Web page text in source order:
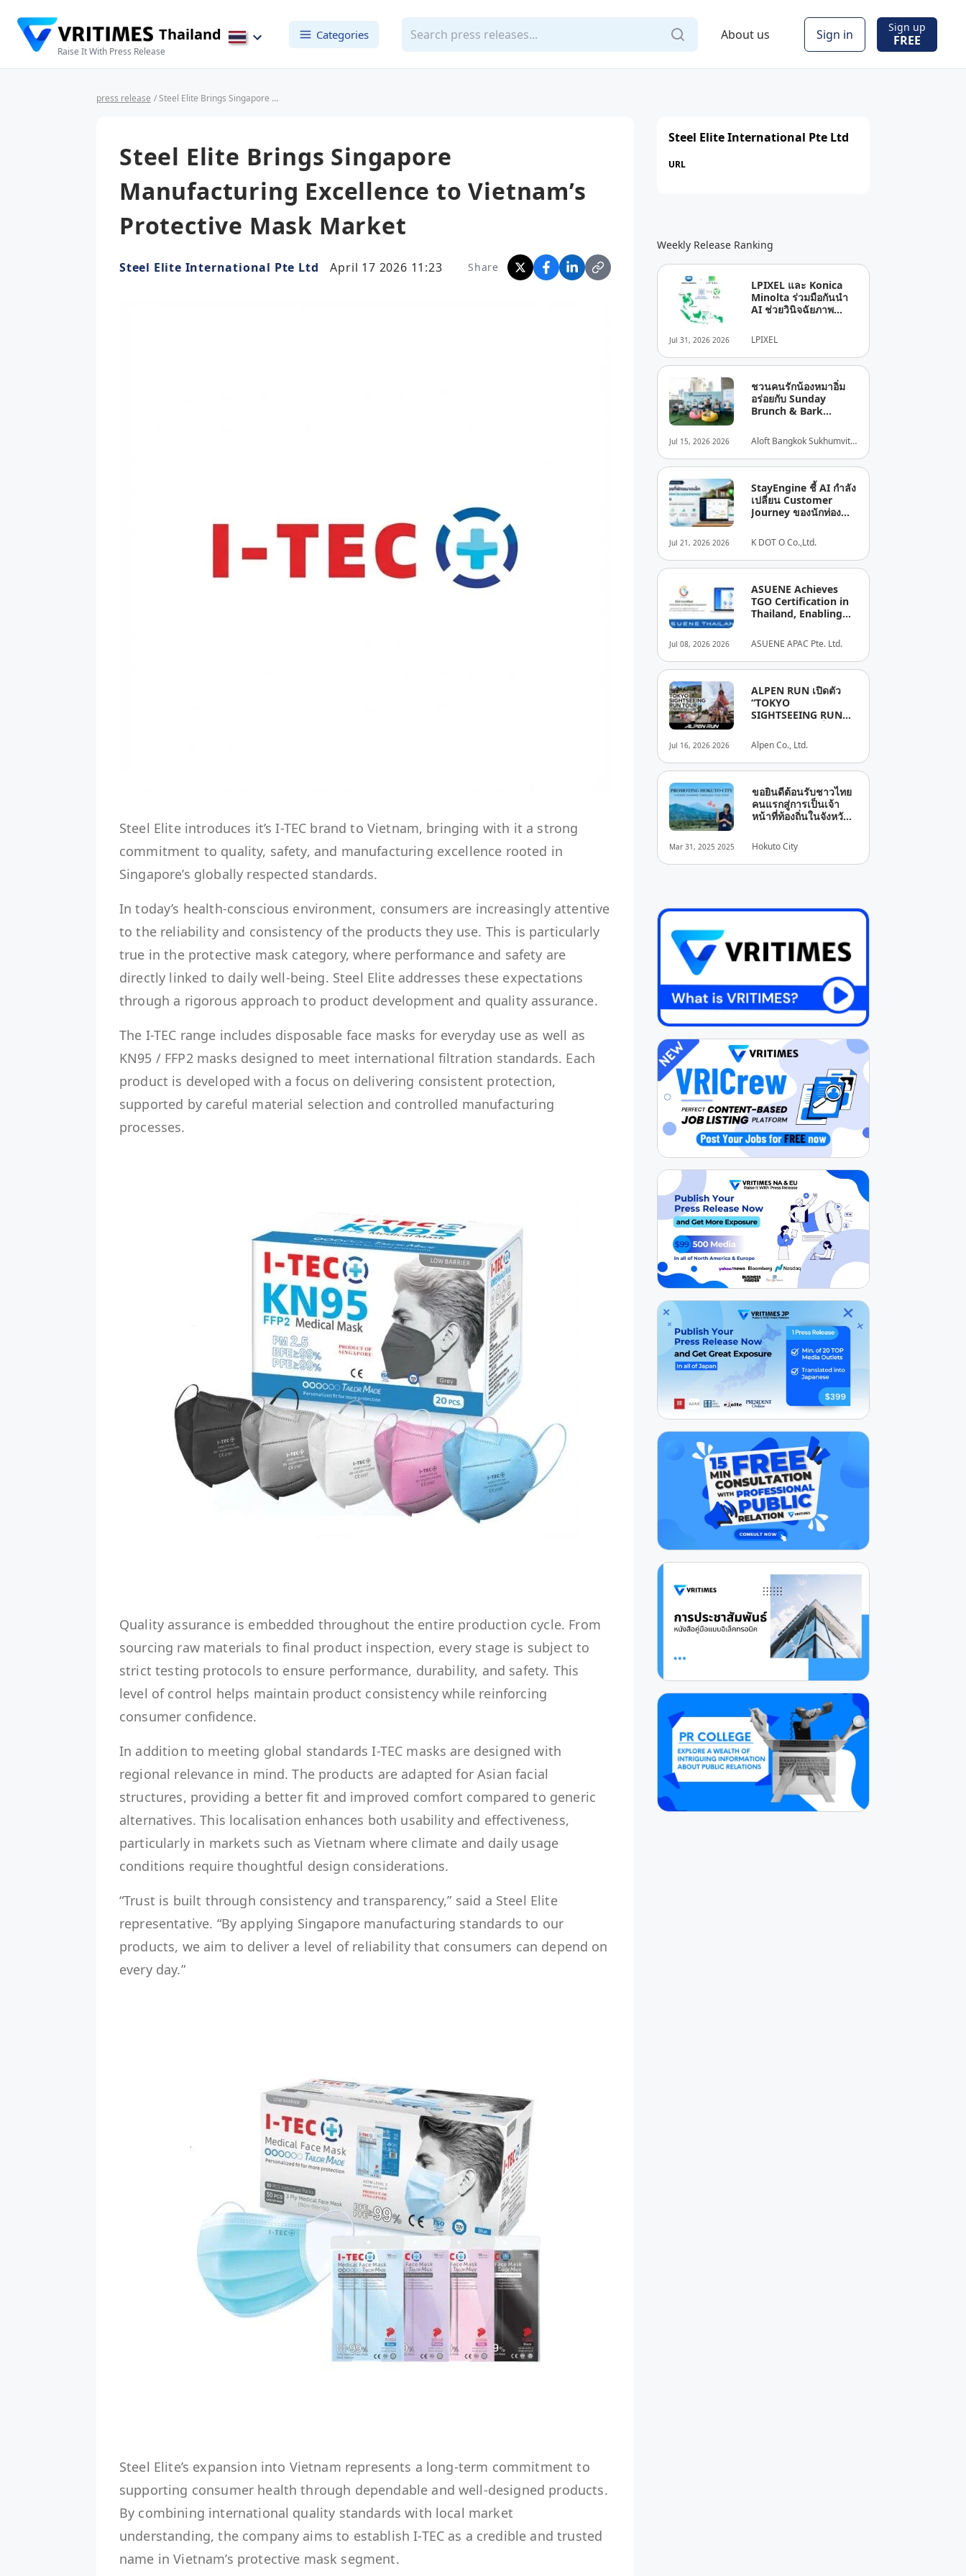
Thailand
Raise It With Press Release
Categories About us Sign in Sign up
FREE
press release / Steel Elite Brings Singapore Manufacturing Excellence to Vietnam’s Protective Mask Market
Steel Elite Brings Singapore
Manufacturing Excellence to Vietnam’s
Protective Mask Market
Steel Elite International Pte Ltd April 17 2026 11:23 Share
Steel Elite introduces it’s I-TEC brand to Vietnam, bringing with it a strong
commitment to quality, safety, and manufacturing excellence rooted in
Singapore’s globally respected standards.
In today’s health-conscious environment, consumers are increasingly attentive
to the reliability and consistency of the products they use. This is particularly
true in the protective mask category, where performance and safety are
directly linked to daily well-being. Steel Elite addresses these expectations
through a rigorous approach to product development and quality assurance.
The I-TEC range includes disposable face masks for everyday use as well as
KN95 / FFP2 masks designed to meet international filtration standards. Each
product is developed with a focus on delivering consistent protection,
supported by careful material selection and controlled manufacturing
processes.
Quality assurance is embedded throughout the entire production cycle. From
sourcing raw materials to final product inspection, every stage is subject to
strict testing protocols to ensure performance, durability, and safety. This
level of control helps maintain product consistency while reinforcing
consumer confidence.
In addition to meeting global standards I-TEC masks are designed with
regional relevance in mind. The products are adapted for Asian facial
structures, providing a better fit and improved comfort compared to generic
alternatives. This localisation enhances both usability and effectiveness,
particularly in markets such as Vietnam where climate and daily usage
conditions require thoughtful design considerations.
“Trust is built through consistency and transparency,” said a Steel Elite
representative. “By applying Singapore manufacturing standards to our
products, we aim to deliver a level of reliability that consumers can depend on
every day.”
Steel Elite’s expansion into Vietnam represents a long-term commitment to
supporting consumer health through dependable and well-designed products.
By combining international quality standards with local market
understanding, the company aims to establish I-TEC as a credible and trusted
name in Vietnam’s protective mask segment.
Steel Elite International Pte Ltd
URL
Weekly Release Ranking
Jul 31, 2026 2026
LPIXEL และ Konica
Minolta ร่วมมือกันนำ
AI ช่วยวินิจฉัยภาพ
ตลาดอาเซียน
LPIXEL
Jul 15, 2026 2026
ชวนคนรักน้องหมาอิ่ม
อร่อยกับ Sunday
Brunch & Bark
บุฟเฟต์สำหรับเพื่อนซี้สี่
ขา
Aloft Bangkok Sukhumvit
Jul 21, 2026 2026
StayEngine ชี้ AI กำลัง
เปลี่ยน Customer
Journey ของนักท่อง
ธุรกิจที่พักไทย
K DOT O Co.,Ltd.
Jul 08, 2026 2026
ASUENE Achieves
TGO Certification in
Thailand, Enabling
Carbon Accounting,
Reporting, and
Sustainability
Disclosure
ASUENE APAC Pte. Ltd.
Jul 16, 2026 2026
ALPEN RUN เปิดตัว
“TOKYO
SIGHTSEEING RUN
นักท่องเที่ยววิ่งชมแลนด์
มาร์กดังของกรุงโตเกียว
ไปกับไกด์ 4 และ 6
สิงหาคมนี้
Alpen Co., Ltd.
Mar 31, 2025 2025
ขอยินดีต้อนรับชาวไทย
คนแรกสู่การเป็นเจ้า
หน้าที่ท้องถิ่นในจังหวัด
SAWADEE KA!! สัมผัส
เสน่ห์ของเมืองโฮคุโตะ
จังหวัดยามานาชิ เมืองที่
Hokuto City